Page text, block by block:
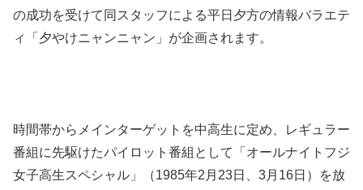
の成功を受けて同スタッフによる平日夕方の情報バラエテ
ィ「夕やけニャンニャン」が企画されます。
時間帯からメインターゲットを中高生に定め、レギュラー
番組に先駆けたパイロット番組として「オールナイトフジ
女子高生スペシャル」（1985年2月23日、3月16日）を放